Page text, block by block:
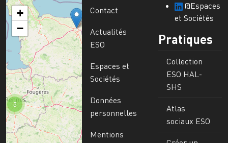
5
+
−
Contact
Actualités
ESO
Espaces et
Sociétés
Données
personnelles
Mentions
@Espaces
et Sociétés
Pratiques
Collection
ESO HAL-
SHS
Atlas
sociaux ESO